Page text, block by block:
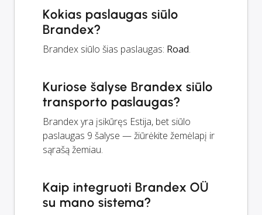
Kokias paslaugas siūlo
Brandex?
Brandex siūlo šias paslaugas: Road.
Kuriose šalyse Brandex siūlo
transporto paslaugas?
Brandex yra įsikūręs Estija, bet siūlo
paslaugas 9 šalyse — žiūrėkite žemėlapį ir
sąrašą žemiau.
Kaip integruoti Brandex OÜ
su mano sistema?